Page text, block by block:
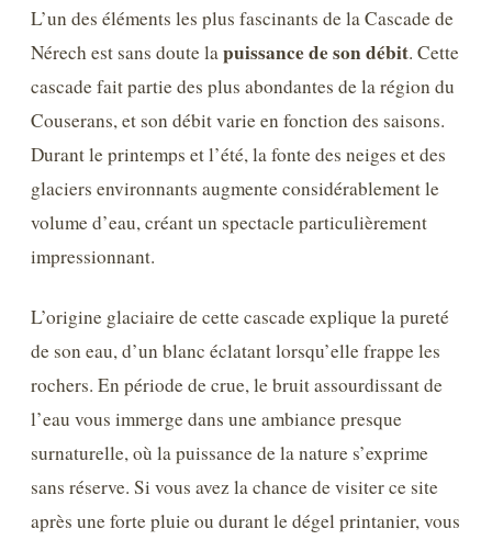
L’un des éléments les plus fascinants de la Cascade de
Nérech est sans doute lapuissance de son débit. Cette
cascade fait partie des plus abondantes de la région du
Couserans, et son débit varie en fonction des saisons.
Durant le printemps et l’été, la fonte des neiges et des
glaciers environnants augmente considérablement le
volume d’eau, créant un spectacle particulièrement
impressionnant.
L’origine glaciaire de cette cascade explique la pureté
de son eau, d’un blanc éclatant lorsqu’elle frappe les
rochers. En période de crue, le bruit assourdissant de
l’eau vous immerge dans une ambiance presque
surnaturelle, où la puissance de la nature s’exprime
sans réserve. Si vous avez la chance de visiter ce site
après une forte pluie ou durant le dégel printanier, vous